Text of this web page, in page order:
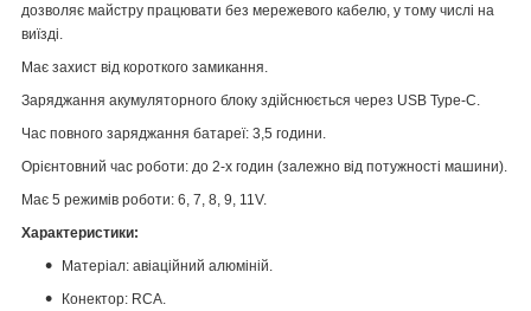
дозволяє майстру працювати без мережевого кабелю, у тому числі на
виїзді.
Має захист від короткого замикання.
Заряджання акумуляторного блоку здійснюється через USB Type-C.
Час повного заряджання батареї: 3,5 години.
Орієнтовний час роботи: до 2-х годин (залежно від потужності машини).
Має 5 режимів роботи: 6, 7, 8, 9, 11V.
Характеристики:
Матеріал: авіаційний алюміній.
Конектор: RCA.